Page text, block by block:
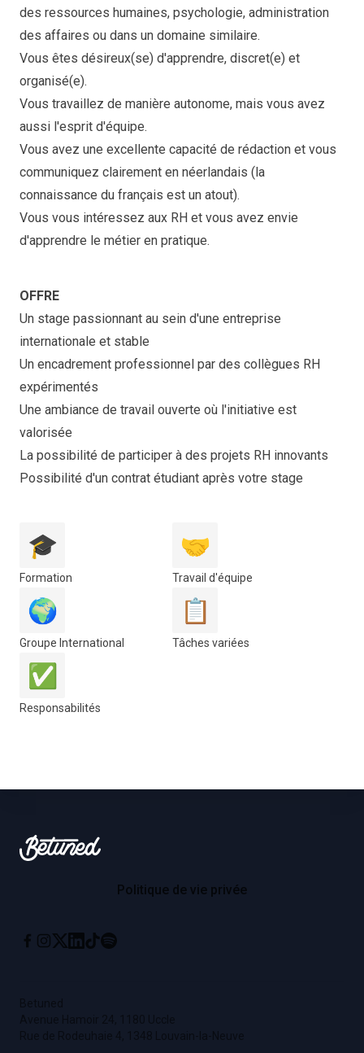
des ressources humaines, psychologie, administration
des affaires ou dans un domaine similaire.
Vous êtes désireux(se) d'apprendre, discret(e) et
organisé(e).
Vous travaillez de manière autonome, mais vous avez
aussi l'esprit d'équipe.
Vous avez une excellente capacité de rédaction et vous
communiquez clairement en néerlandais (la
connaissance du français est un atout).
Vous vous intéressez aux RH et vous avez envie
d'apprendre le métier en pratique.
OFFRE
Un stage passionnant au sein d'une entreprise
internationale et stable
Un encadrement professionnel par des collègues RH
expérimentés
Une ambiance de travail ouverte où l'initiative est
valorisée
La possibilité de participer à des projets RH innovants
Possibilité d'un contrat étudiant après votre stage
🎓
Formation
🤝
Travail d'équipe
🌍
Groupe International
📋
Tâches variées
✅
Responsabilités
Betuned
Politique de vie privée
Instagram
X Linkedin
TiktokSpotify